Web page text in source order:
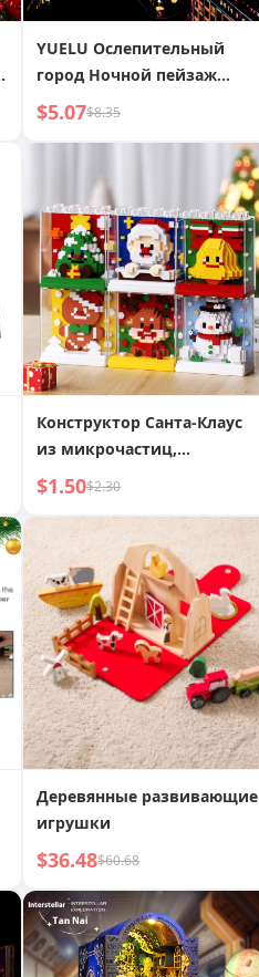
YUELU Ослепительный
город Ночной пейзаж
Города Скретч-живопись
Творческая DIY Ручная
Работа Скретч-живопись
$5.07$8.35
Конструктор Санта-Клаус
из микрочастиц,
совместимый с LEGO,
сборные игрушки
$1.50$2.30
Деревянные развивающие
игрушки
$36.48$60.68